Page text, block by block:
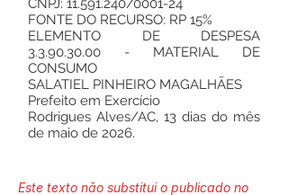
CNPJ: 11.591.240/0001-24
FONTE DO RECURSO: RP 15%
ELEMENTO DE DESPESA
3.3.90.30.00 - MATERIAL DE
CONSUMO
SALATIEL PINHEIRO MAGALHÃES
Prefeito em Exercício
Rodrigues Alves/AC, 13 dias do mês
de maio de 2026.
Este texto não substitui o publicado no